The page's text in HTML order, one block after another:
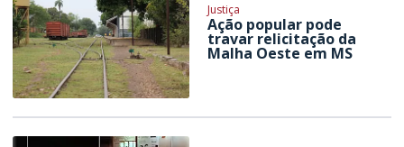
Justiça
Ação popular pode
travar relicitação da
Malha Oeste em MS